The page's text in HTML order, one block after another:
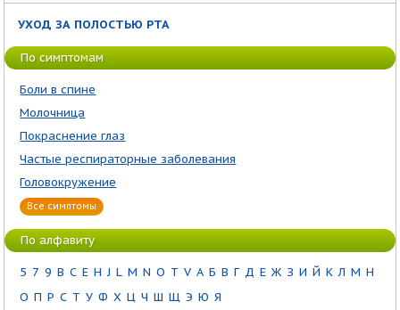
УХОД ЗА ПОЛОСТЬЮ РТА
По симптомам
Боли в спине
Молочница
Покраснение глаз
Частые респираторные заболевания
Головокружение
Все симптомы
По алфавиту
5 7 9 B C E H J L M N O T V А Б В Г Д Е Ж З И Й К Л М Н
О П Р С Т У Ф Х Ц Ч Ш Щ Э Ю Я